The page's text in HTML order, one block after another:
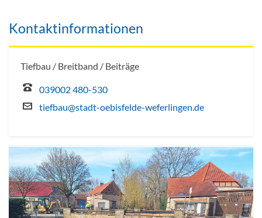
Kontaktinformationen
Tiefbau / Breitband / Beiträge
039002 480-530
tiefbau@stadt-oebisfelde-weferlingen.de